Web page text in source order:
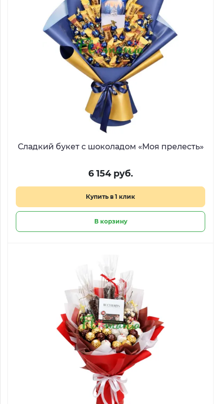
Сладкий букет с шоколадом «Моя прелесть»
6 154 руб.
Купить в 1 клик
В корзину